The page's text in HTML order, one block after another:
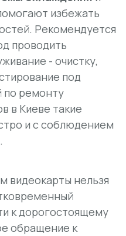
избежать
Рекомендуется
проводить
- очистку,
под
по ремонту
в Киеве такие
и с соблюдением
видеокарты нельзя
к дорогостоящему
обращение к